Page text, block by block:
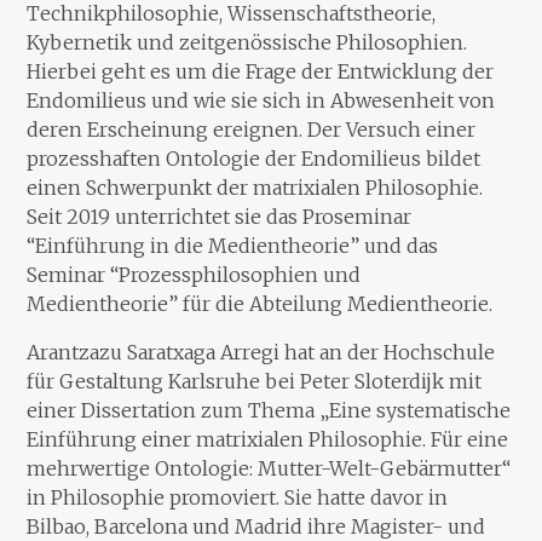
Technikphilosophie, Wissenschaftstheorie,
Kybernetik und zeitgenössische Philosophien.
Hierbei geht es um die Frage der Entwicklung der
Endomilieus und wie sie sich in Abwesenheit von
deren Erscheinung ereignen. Der Versuch einer
prozesshaften Ontologie der Endomilieus bildet
einen Schwerpunkt der matrixialen Philosophie.
Seit 2019 unterrichtet sie das Proseminar
“Einführung in die Medientheorie” und das
Seminar “Prozessphilosophien und
Medientheorie” für die Abteilung Medientheorie.
Arantzazu Saratxaga Arregi hat an der Hochschule
für Gestaltung Karlsruhe bei Peter Sloterdijk mit
einer Dissertation zum Thema „Eine systematische
Einführung einer matrixialen Philosophie. Für eine
mehrwertige Ontologie: Mutter-Welt-Gebärmutter“
in Philosophie promoviert. Sie hatte davor in
Bilbao, Barcelona und Madrid ihre Magister- und